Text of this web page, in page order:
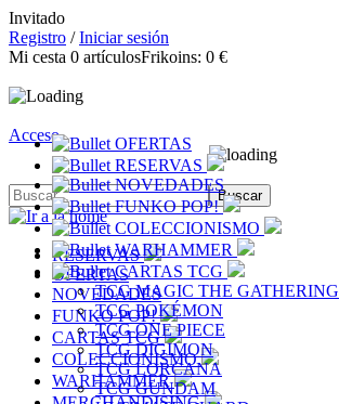
Invitado
Registro /Iniciar sesión
Mi cesta 0 artículosFrikoins: 0 €
Acceso
RESERVAS
OFERTAS
NOVEDADES
FUNKO POP!
CARTAS TCG
COLECCIONISMO
WARHAMMER
OFERTAS
RESERVAS
NOVEDADES
FUNKO POP!
COLECCIONISMO
WARHAMMER
CARTAS TCG
TCG MAGIC THE GATHERING
TCG POKÉMON
TCG ONE PIECE
TCG DIGIMON
TCG LORCANA
TCG GUNDAM